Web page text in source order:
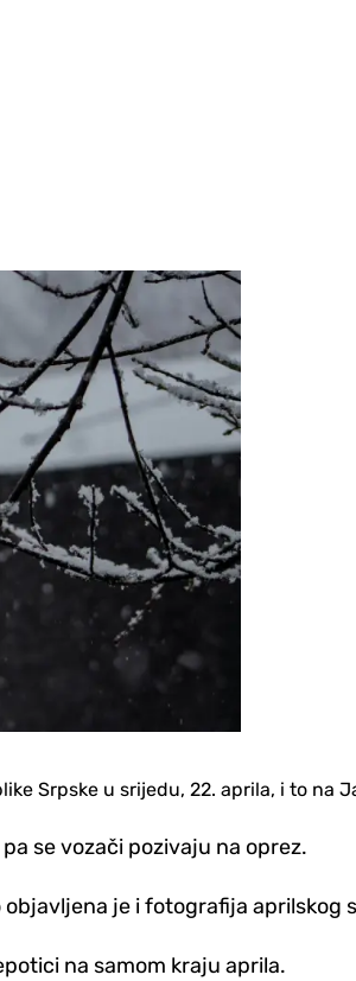
Srpske u srijedu, 22. aprila, i to na
se vozači pozivaju na oprez.
je i fotografija aprilskog
na samom kraju aprila.